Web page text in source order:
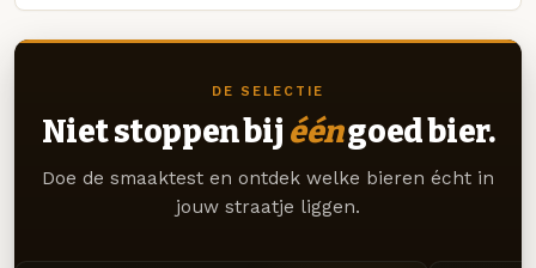
DE SELECTIE
Niet stoppen bij ééngoed bier.
Doe de smaaktest en ontdek welke bieren écht in
jouw straatje liggen.